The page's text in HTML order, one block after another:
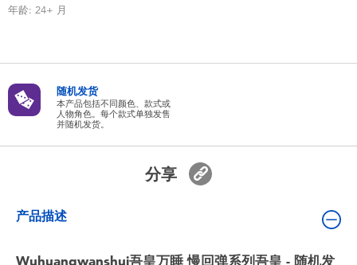
夏日
电池
新登场
年龄: 24+ 月
随机发货
本产品包括不同颜色、款式或
人物角色。每个款式单独发售
并随机发货。
分享
产品描述
Wuhuangwanshui吾皇万睡 慢回弹系列吾皇 - 随机发